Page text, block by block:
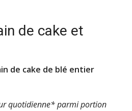
de cake et
de cake de blé entier
quotidienne* parmi portion